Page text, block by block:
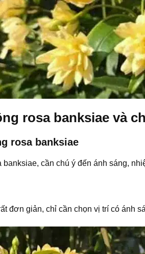
rosa banksiae và
rosa banksiae
banksiae, cần chú ý đến ánh sáng,
đơn giản, chỉ cần chọn vị trí có ánh